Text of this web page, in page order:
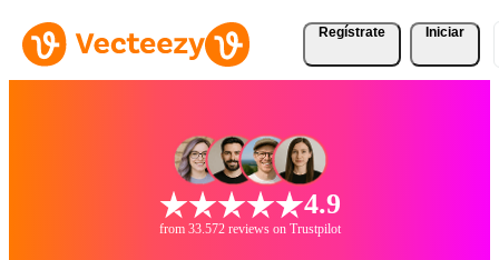
Regístrate Iniciar
4.9
from 33.572 reviews on Trustpilot